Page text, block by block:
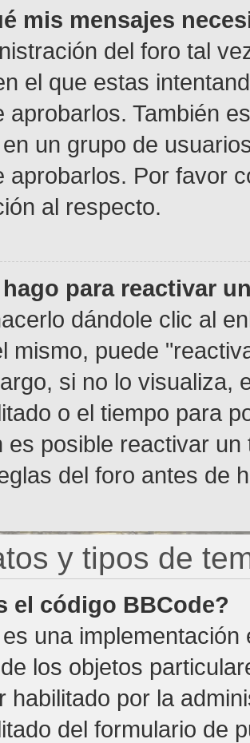
mis mensajes
del foro tal
el que estas
aprobarlos. También
un grupo de
aprobarlos. Por favor
al respecto.
para reactivar
dándole clic al
mismo, puede
si no lo visualiza,
o el tiempo para
es posible reactivar
del foro antes de
y tipos de
el código BBCode?
una
los objetos
habilitado por la
del formulario de